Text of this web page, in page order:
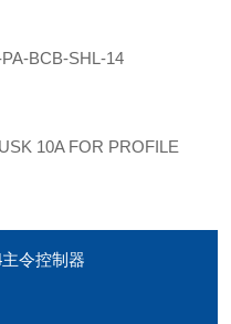
BCB-SHL-14
10A FOR PROFILE
令控制器